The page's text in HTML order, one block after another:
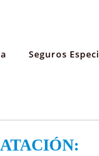
Seguros